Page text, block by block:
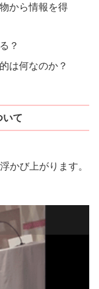
から情報を得
？
は何なのか？
いて
かび上がります。